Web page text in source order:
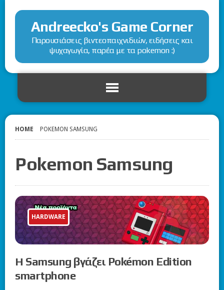
Andreecko's Game Corner
Παρουσιάσεις βιντεοπαιχνιδιών, ειδήσεις και
ψυχαγωγία, παρέα με τα pokemon :)
HOME POKEMON SAMSUNG
Pokemon Samsung
HARDWARE
Η Samsung βγάζει Pokémon Edition
smartphone